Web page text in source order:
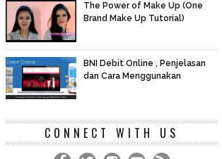
The Power of Make Up (One
Brand Make Up Tutorial)
BNI Debit Online , Penjelasan
dan Cara Menggunakan
CONNECT WITH US